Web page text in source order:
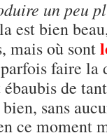
un peu
est bien
mais où sont
faire la
de
sans
ce moment